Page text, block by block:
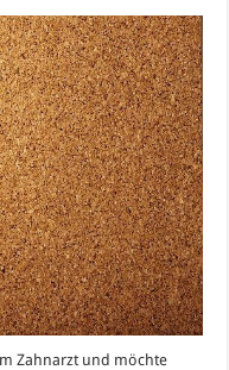
Zahnarzt und möchte